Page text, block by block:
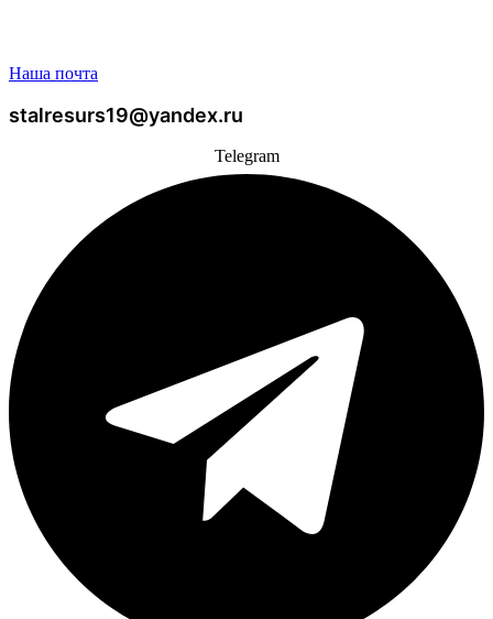
Наша почта
stalresurs19@yandex.ru
Telegram